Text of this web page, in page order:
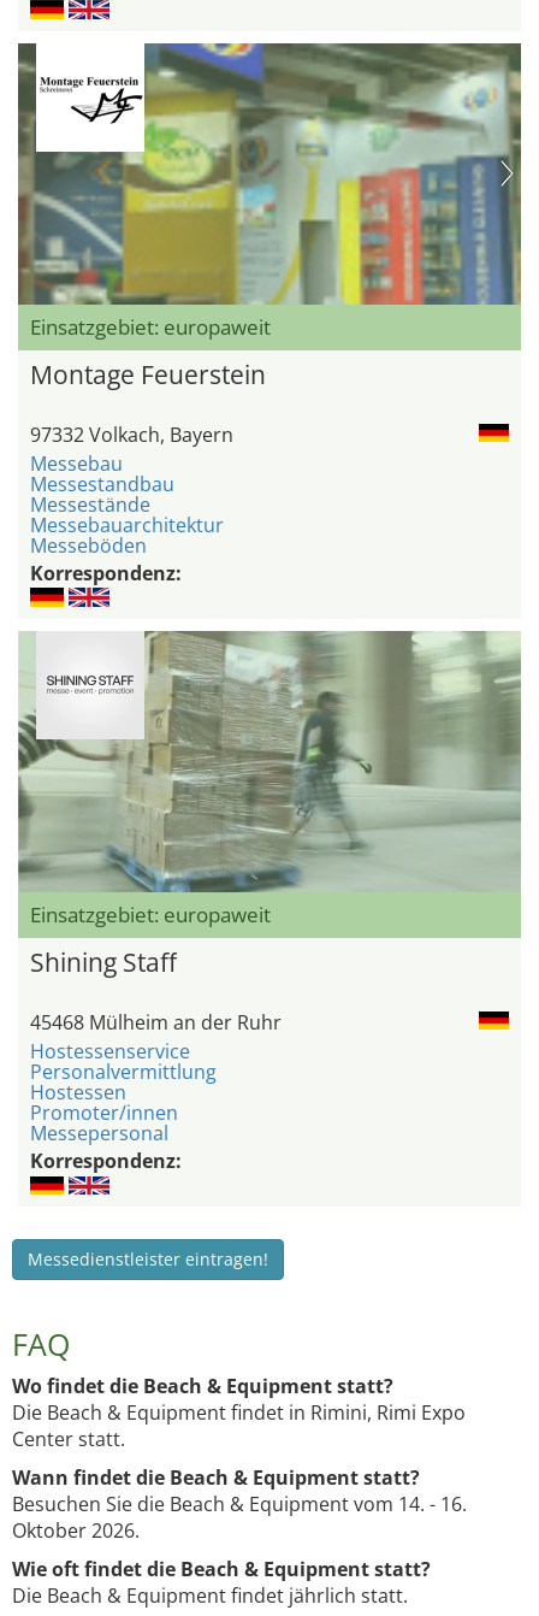
Einsatzgebiet: europaweit
Montage Feuerstein
97332 Volkach, Bayern
Messebau
Messestandbau
Messestände
Messebauarchitektur
Messeböden
Korrespondenz:
Einsatzgebiet: europaweit
Shining Staff
45468 Mülheim an der Ruhr
Hostessenservice
Personalvermittlung
Hostessen
Promoter/innen
Messepersonal
Korrespondenz:
Messedienstleister eintragen!
FAQ
Wo findet die Beach & Equipment statt?
Die Beach & Equipment findet in Rimini, Rimi Expo
Center statt.
Wann findet die Beach & Equipment statt?
Besuchen Sie die Beach & Equipment vom 14. - 16.
Oktober 2026.
Wie oft findet die Beach & Equipment statt?
Die Beach & Equipment findet jährlich statt.